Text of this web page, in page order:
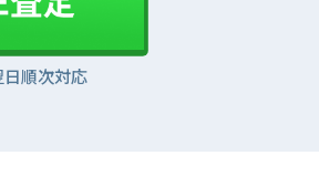
順次対応